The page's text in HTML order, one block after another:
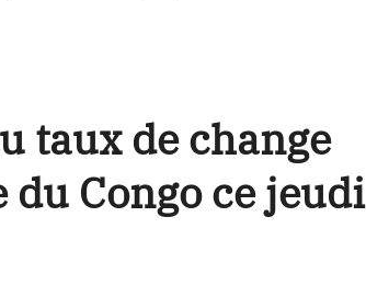
taux de change
Congo ce jeudi